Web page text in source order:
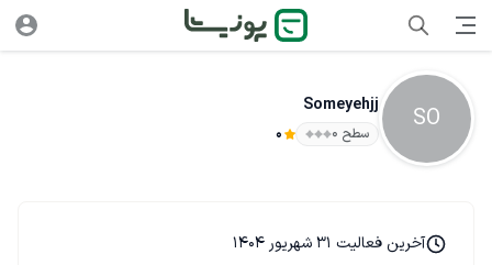
SO
Someyehjj
سطح ۰ 0
آخرین فعالیت 31 شهریور 1404